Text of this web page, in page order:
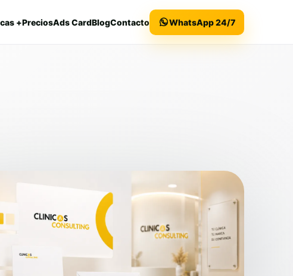
+PreciosAds CardBlogContacto WhatsApp 24/7